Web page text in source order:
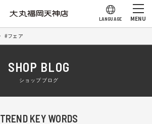
LANGUAGE MENU
#フェア
SHOP BLOG
ショップブログ
TREND KEY WORDS